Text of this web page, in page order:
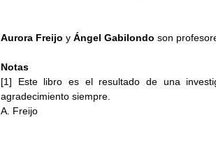
Aurora Freijo y Ángel Gabilondo son
Notas
[1] Este libro es el resultado de una
agradecimiento siempre.
A. Freijo